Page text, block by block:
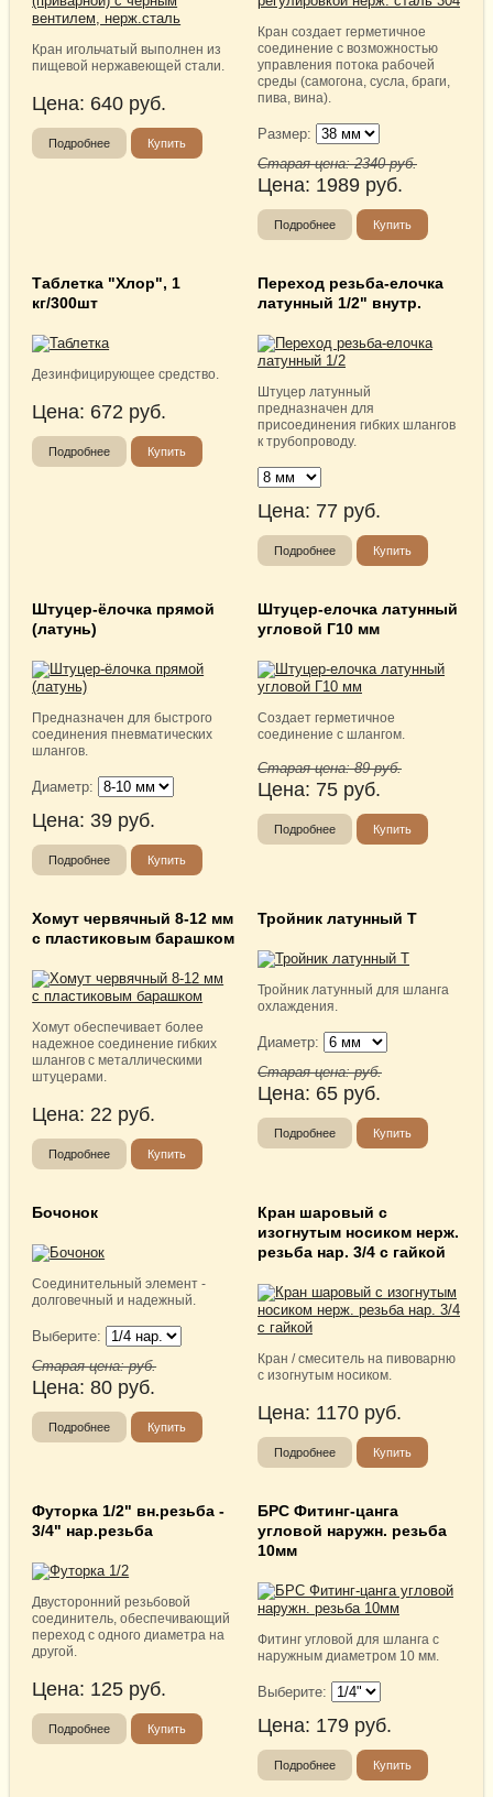
Кран игольчатый выполнен из
пищевой нержавеющей стали.
Цена: 640 руб.
Подробнее Купить
Кран создает герметичное
соединение с возможностью
управления потока рабочей
среды (самогона, сусла, браги,
пива, вина).
Размер:
Старая цена:2340руб.
Цена: 1989 руб.
Подробнее Купить
Таблетка "Хлор", 1
кг/300шт
Дезинфицирующее средство.
Цена: 672 руб.
Подробнее Купить
Переход резьба-елочка
латунный 1/2" внутр.
Штуцер латунный
предназначен для
присоединения гибких шлангов
к трубопроводу.
Цена: 77 руб.
Подробнее Купить
Штуцер-ёлочка прямой
(латунь)
Предназначен для быстрого
соединения пневматических
шлангов.
Диаметр:
Цена: 39 руб.
Подробнее Купить
Штуцер-елочка латунный
угловой Г10 мм
Создает герметичное
соединение с шлангом.
Старая цена:89руб.
Цена: 75 руб.
Подробнее Купить
Хомут червячный 8-12 мм
с пластиковым барашком
Хомут обеспечивает более
надежное соединение гибких
шлангов с металлическими
штуцерами.
Цена: 22 руб.
Подробнее Купить
Тройник латунный T
Тройник латунный для шланга
охлаждения.
Диаметр:
Старая цена:руб.
Цена: 65 руб.
Подробнее Купить
Бочонок
Соединительный элемент -
долговечный и надежный.
Выберите:
Старая цена:руб.
Цена:80 руб.
Подробнее Купить
Кран шаровый с
изогнутым носиком нерж.
резьба нар. 3/4 с гайкой
Кран / смеситель на пивоварню
с изогнутым носиком.
Цена: 1170 руб.
Подробнее Купить
Футорка 1/2" вн.резьба -
3/4" нар.резьба
Двусторонний резьбовой
соединитель, обеспечивающий
переход с одного диаметра на
другой.
Цена: 125 руб.
Подробнее Купить
БРС Фитинг-цанга
угловой наружн. резьба
10мм
Фитинг угловой для шланга с
наружным диаметром 10 мм.
Выберите:
Цена: 179 руб.
Подробнее Купить